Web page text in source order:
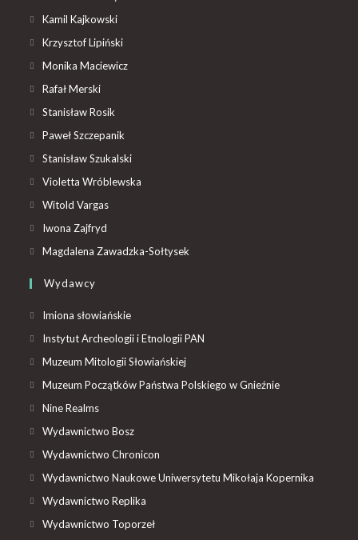
Kamil Kajkowski
Krzysztof Lipiński
Monika Maciewicz
Rafał Merski
Stanisław Rosik
Paweł Szczepanik
Stanisław Szukalski
Violetta Wróblewska
Witold Vargas
Iwona Zajfryd
Magdalena Zawadzka-Sołtysek
Wydawcy
Imiona słowiańskie
Instytut Archeologii i Etnologii PAN
Muzeum Mitologii Słowiańskiej
Muzeum Początków Państwa Polskiego w Gnieźnie
Nine Realms
Wydawnictwo Bosz
Wydawnictwo Chronicon
Wydawnictwo Naukowe Uniwersytetu Mikołaja Kopernika
Wydawnictwo Replika
Wydawnictwo Toporzeł